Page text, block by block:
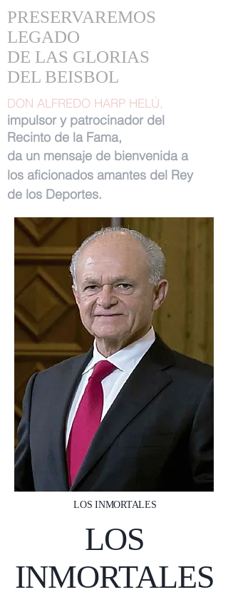
PRESERVAREMOS
LEGADO
DE LAS GLORIAS
DEL BEISBOL
DON ALFREDO HARP HELÚ,
impulsor y patrocinador del
Recinto de la Fama,
da un mensaje de bienvenida a
los aficionados amantes del Rey
de los Deportes.
LOS INMORTALES
LOS
INMORTALES